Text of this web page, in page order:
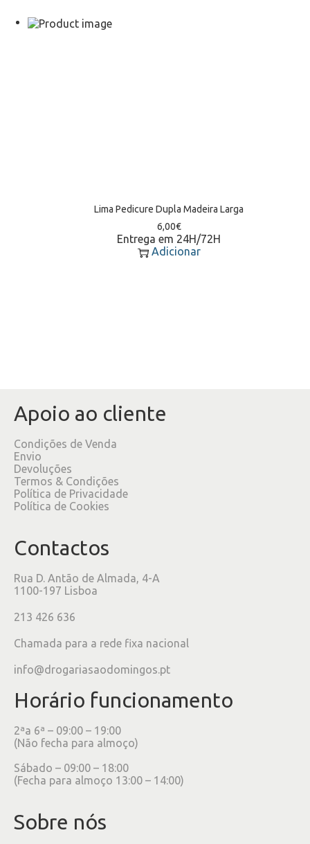
Lima Pedicure Dupla Madeira Larga
6,00€
Entrega em 24H/72H
Adicionar
Apoio ao cliente
Condições de Venda
Envio
Devoluções
Termos & Condições
Política de Privacidade
Política de Cookies
Contactos
Rua D. Antão de Almada, 4-A
1100-197 Lisboa
213 426 636
Chamada para a rede fixa nacional
info@drogariasaodomingos.pt
Horário funcionamento
2ªa 6ª – 09:00 – 19:00
(Não fecha para almoço)
Sábado – 09:00 – 18:00
(Fecha para almoço 13:00 – 14:00)
Sobre nós